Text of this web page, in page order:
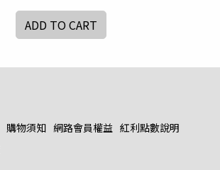
ADD TO CART
購物須知 網路會員權益 紅利點數說明